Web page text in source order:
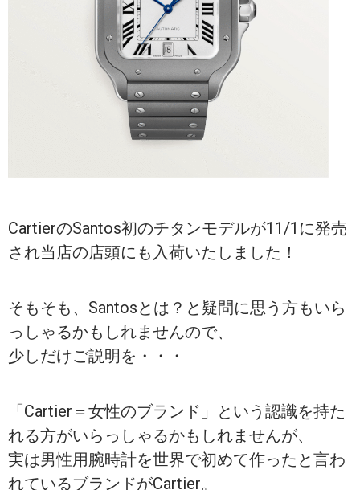
CartierのSantos初のチタンモデルが11/1に発売
され当店の店頭にも入荷いたしました！
そもそも、Santosとは？と疑問に思う方もいら
っしゃるかもしれませんので、
少しだけご説明を・・・
「Cartier＝女性のブランド」という認識を持た
れる方がいらっしゃるかもしれませんが、
実は男性用腕時計を世界で初めて作ったと言わ
れているブランドがCartier。